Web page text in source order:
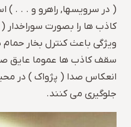
( در سرویسها, راهرو و . . .
کاذب ها را بصورت
ویژگی باعث کنترل بخار
سقف کاذب ها عموما عایق
انعکاس صدا ( پژواک ) در
جلوگیری می کنند.